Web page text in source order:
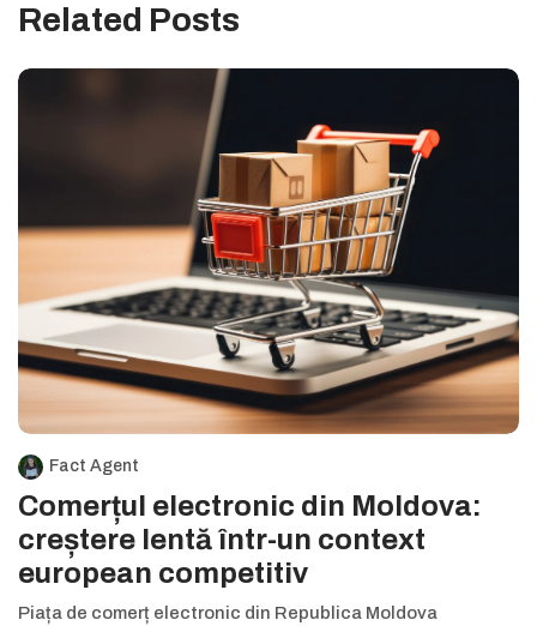
Related Posts
Fact Agent
Comerțul electronic din Moldova:
creștere lentă într-un context
european competitiv
Piața de comerț electronic din Republica Moldova